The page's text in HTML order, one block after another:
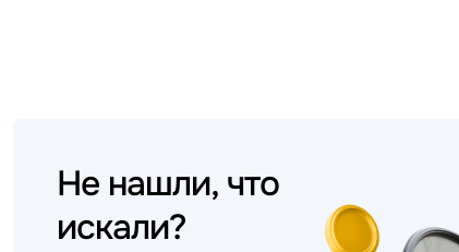
Не нашли, что
искали?